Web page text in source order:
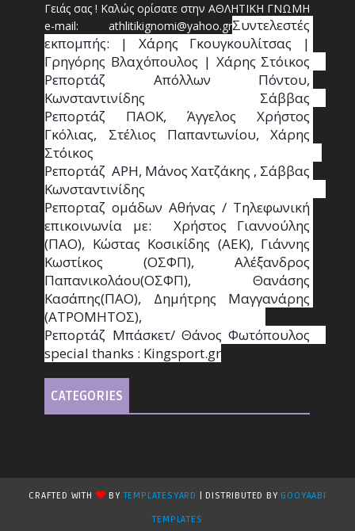
Γειάς σας ! Καλώς ορίσατε στην ΑΘΛΗΤΙΚΗ ΓΝΩΜΗ
e-mail: athlitikignomi@yahoo.grΣυντελεστές
εκπομπής: | Χάρης Γκουγκουλίτσας |
Γρηγόρης Βλαχόπουλος | Χάρης Στόικος
Ρεπορτάζ Απόλλων Πόντου,
Κωνσταντινίδης   Σάββας
Ρεπορτάζ ΠΑΟΚ, Άγγελος Χρήστος
Γκόλιας, Στέλιος Παπαντωνίου, Χάρης
Στόικος
Ρεπορτάζ  ΑΡΗ, Μάνος Χατζάκης , Σάββας
Κωνσταντινίδης
Ρεπορταζ ομάδων Αθήνας / Τηλεφωνική
επικοινωνία με:  Χρήστος Γιαννούλης
(ΠΑΟ), Κώστας Κοσικίδης (ΑΕΚ), Γιάννης
Κωστίκος (ΟΣΦΠ), Αλέξανδρος
Παπανικολάου(ΟΣΦΠ), Θανάσης
Κασάπης(ΠΑΟ), Δημήτρης Μαγγανάρης
(ΑΤΡΟΜΗΤΟΣ),
Ρεπορτάζ Μπάσκετ/ Θάνος Φωτόπουλος
special thanks : Κingsport.gr
CATEGORIES
CRAFTED WITH BYTEMPLATESYARD | DISTRIBUTED BY GOOYAABI
TEMPLATES